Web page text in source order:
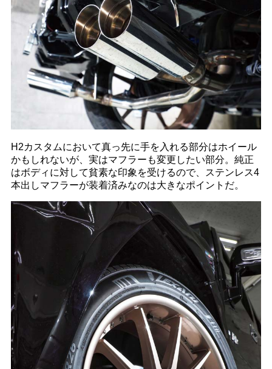
H2カスタムにおいて真っ先に手を入れる部分はホイール
かもしれないが、実はマフラーも変更したい部分。純正
はボディに対して貧素な印象を受けるので、ステンレス4
本出しマフラーが装着済みなのは大きなポイントだ。